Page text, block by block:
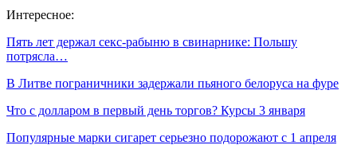
Интересное:
Пять лет держал секс-рабыню в свинарнике: Польшу
потрясла…
В Литве пограничники задержали пьяного белоруса на фуре
Что с долларом в первый день торгов? Курсы 3 января
Популярные марки сигарет серьезно подорожают с 1 апреля